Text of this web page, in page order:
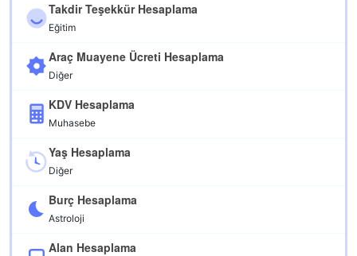
Takdir Teşekkür Hesaplama
Eğitim
Araç Muayene Ücreti Hesaplama
Diğer
KDV Hesaplama
Muhasebe
Yaş Hesaplama
Diğer
Burç Hesaplama
Astroloji
Alan Hesaplama